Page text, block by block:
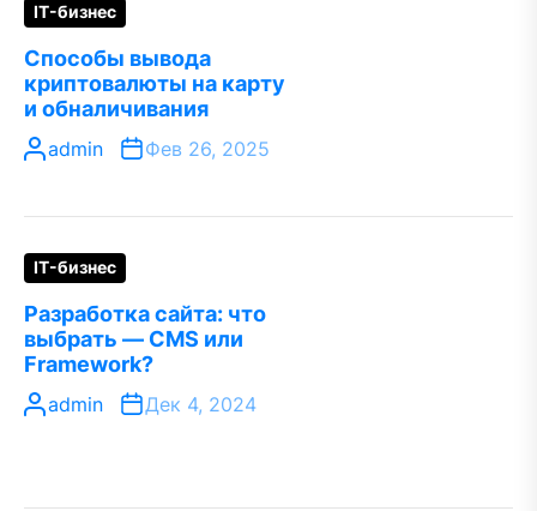
IT-бизнес
Способы вывода
криптовалюты на карту
и обналичивания
admin Фев 26, 2025
IT-бизнес
Разработка сайта: что
выбрать — CMS или
Framework?
admin Дек 4, 2024